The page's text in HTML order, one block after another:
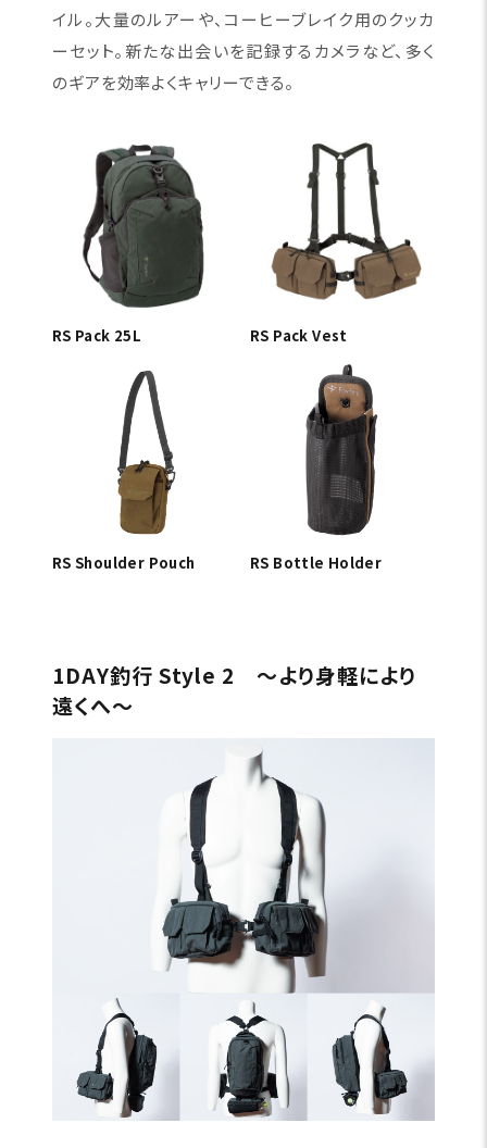
イル。大量のルアーや、コーヒーブレイク用のクッカ
ーセット。新たな出会いを記録するカメラなど、多く
のギアを効率よくキャリーできる。
RS Pack 25L RS Pack Vest
RS Shoulder Pouch RS Bottle Holder
1DAY釣行 Style 2 〜より身軽により
遠くへ〜